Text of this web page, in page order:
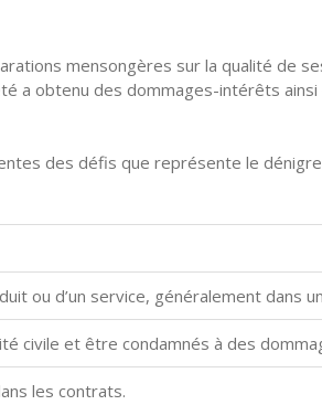
mensongères sur la qualité de
a obtenu des dommages-intérêts ainsi
des défis que représente le
ou d’un service, généralement dans
civile et être condamnés à des
les contrats.